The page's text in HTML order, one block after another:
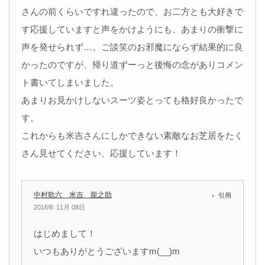
さんの前くらいですれ違ったので、お二方とも大好きで
す応援していますと声をかけようにも、あまりの衝撃に
声を発せられず…。ご談笑のお邪魔にならず結果的に良
かったのですが、帰り道ずーっと後悔の念がありコメン
ト書いてしまいました。
あまりお見かけしないスーツ姿とっても格好良かったで
す。
これからも米吉さんにしかできない素敵なお芝居をたく
さん見せてください、応援しています！
中村歌六 米吉 龍之助
2016年 11月 08日
引用
はじめまして！
いつもありがとうございますm(__)m